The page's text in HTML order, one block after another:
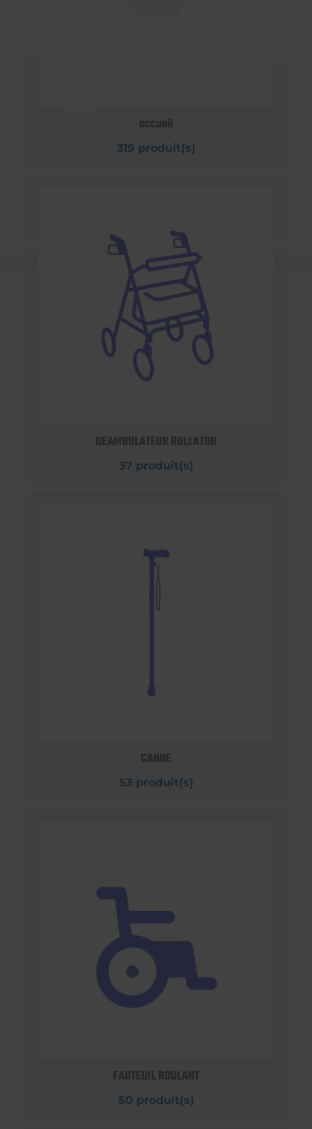
accueil
319 produit(s)
DEAMBULATEUR ROLLATOR
37 produit(s)
CANNE
53 produit(s)
FAUTEUIL ROULANT
50 produit(s)